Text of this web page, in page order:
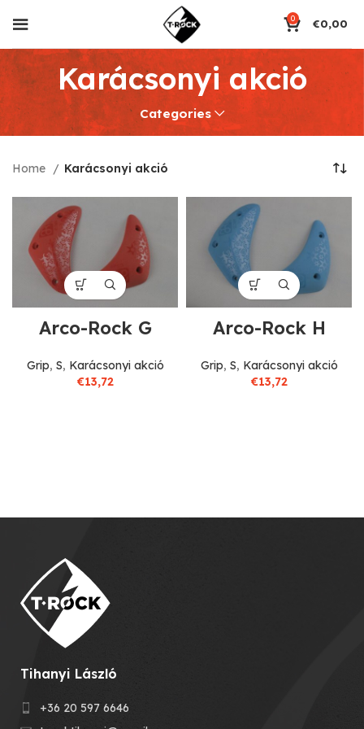
0 €0,00
Karácsonyi akció
Categories
Home Karácsonyi akció
Arco-Rock G
Grip, S, Karácsonyi akció
€13,72
Arco-Rock H
Grip, S, Karácsonyi akció
€13,72
Tihanyi László
+36 20 597 6646